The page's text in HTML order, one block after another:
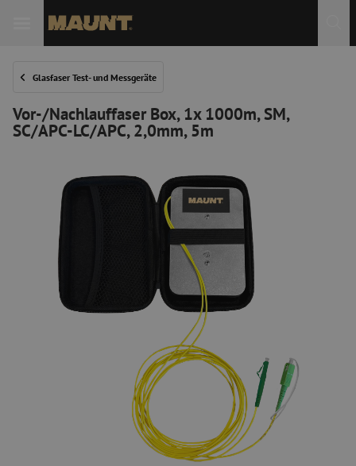
Glasfaser Test- und Messgeräte
Vor-/Nachlauffaser Box, 1x 1000m, SM,
SC/APC-LC/APC, 2,0mm, 5m